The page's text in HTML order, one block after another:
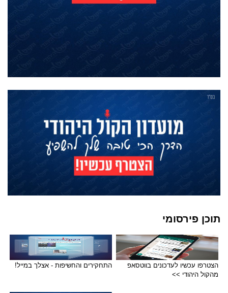
תוכן פירסומי
הצטרפו עכשיו לעדכונים בווטסאפ
מהקול היהודי >>
התחקירים והחשיפות - אצלך במייל!